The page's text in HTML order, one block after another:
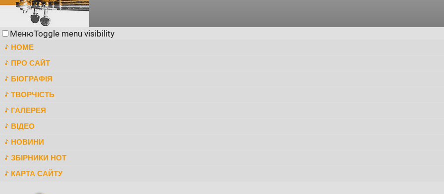
МенюToggle menu visibility
HOME
ПРО САЙТ
БІОГРАФІЯ
ТВОРЧІСТЬ
ГАЛЕРЕЯ
ВІДЕО
НОВИНИ
ЗБІРНИКИ НОТ
КАРТА САЙТУ